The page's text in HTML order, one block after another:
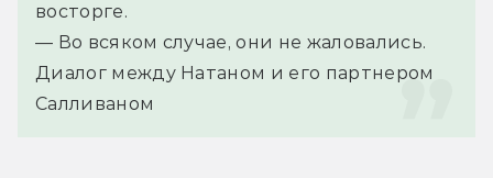
восторге.
— Во всяком случае, они не жаловались.
Диалог между Натаном и его партнером
Салливаном